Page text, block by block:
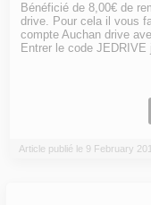
Bénéficié de 8,00€ de
drive. Pour cela il vous
compte Auchan drive
Entrer le code
Article publié le 9 February